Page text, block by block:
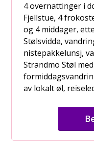
4 overnattinger i
Fjellstue, 4
og 4 middager,
Stølsvidda,
nistepakkelunsj,
Strandmo Støl
av lokalt øl,